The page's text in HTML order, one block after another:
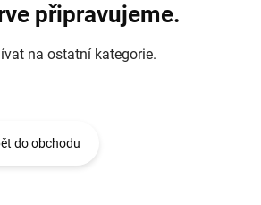
připravujeme.
na ostatní kategorie.
do obchodu